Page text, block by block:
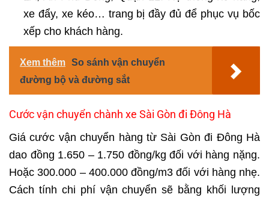
xe đẩy, xe kéo… trang bị đầy đủ để phục vụ bốc
xếp cho khách hàng.
Xem thêm So sánh vận chuyển
đường bộ và đường sắt
Cước vận chuyển chành xe Sài Gòn đi Đông Hà
Giá cước vận chuyển hàng từ Sài Gòn đi Đông Hà
dao đồng 1.650 – 1.750 đồng/kg đối với hàng nặng.
Hoặc 300.000 – 400.000 đồng/m3 đối với hàng nhẹ.
Cách tính chi phí vận chuyển sẽ bằng khối lượng